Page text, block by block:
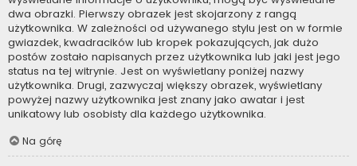
dwa obrazki. Pierwszy obrazek jest skojarzony z rangą
użytkownika. W zależności od używanego stylu jest on w formie
gwiazdek, kwadracików lub kropek pokazujących, jak dużo
postów zostało napisanych przez użytkownika lub jaki jest jego
status na tej witrynie. Jest on wyświetlany poniżej nazwy
użytkownika. Drugi, zazwyczaj większy obrazek, wyświetlany
powyżej nazwy użytkownika jest znany jako awatar i jest
unikatowy lub osobisty dla każdego użytkownika.
Na górę